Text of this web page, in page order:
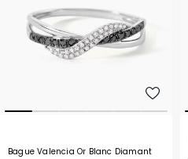
Bague Valencia Or Blanc Diamant